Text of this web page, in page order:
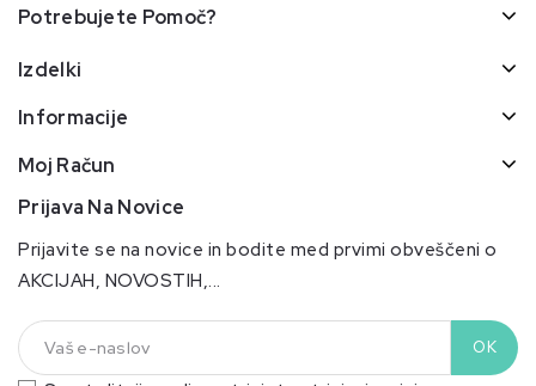
Potrebujete Pomoč?
Izdelki
Informacije
Moj Račun
Prijava Na Novice
Prijavite se na novice in bodite med prvimi obveščeni o
AKCIJAH, NOVOSTIH,...